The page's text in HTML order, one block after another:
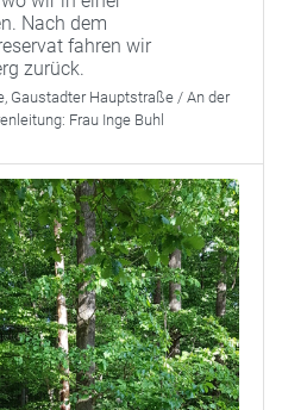
Nach dem
fahren wir
zurück.
Gaustadter Hauptstraße / An der
Frau Inge Buhl